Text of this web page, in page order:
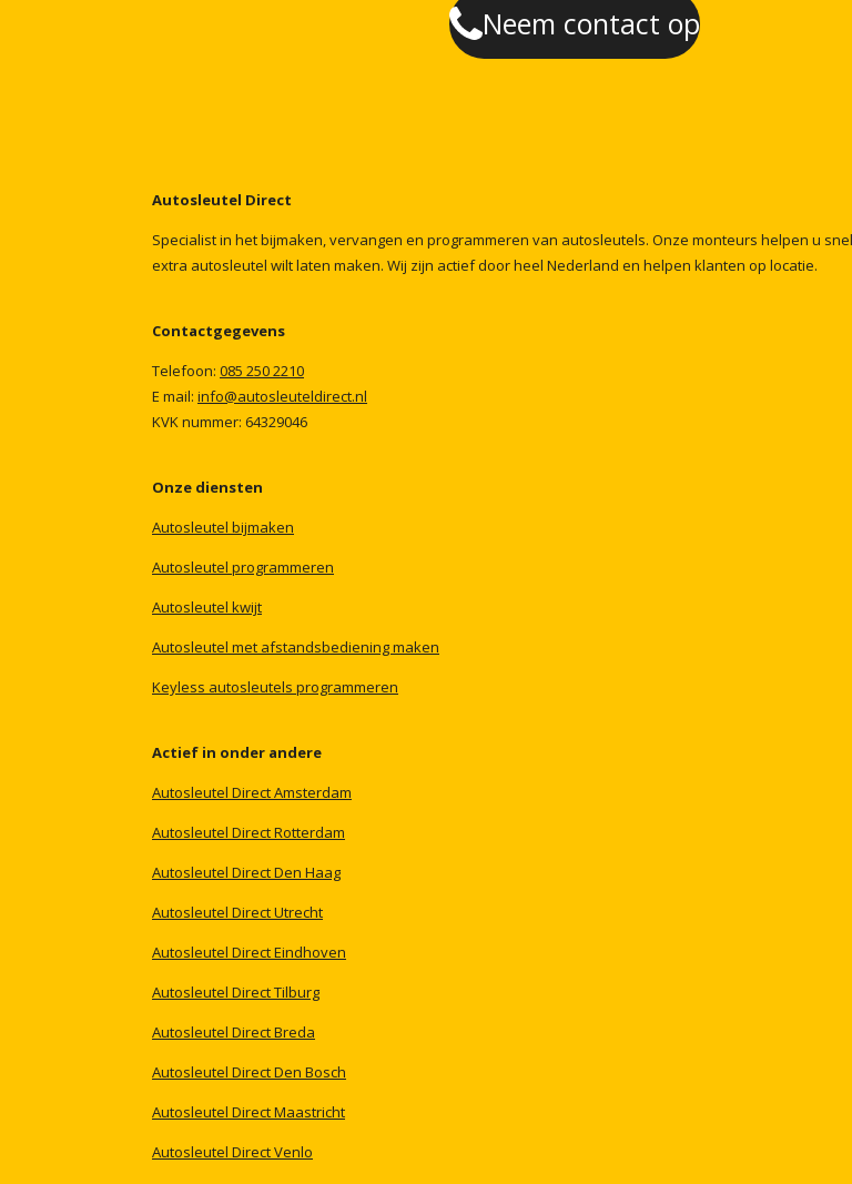
Neem contact op
Autosleutel Direct
Specialistin hetbijmaken,vervangen en programmeren van autosleutels. Onze monteurs helpen u snel
extra autosleutel wiltlaten maken. Wij zijn actiefdoorheel Nederland en helpen klanten op locatie.
Contactgegevens
Telefoon: 085 2502210
E mail: info@autosleuteldirect.nl
KVKnummer: 64329046
Onze diensten
Autosleutel bijmaken
Autosleutel programmeren
Autosleutel kwijt
Autosleutel met afstandsbedieningmaken
Keyless autosleutels programmeren
Actief in onder andere
Autosleutel DirectAmsterdam
Autosleutel DirectRotterdam
Autosleutel DirectDen Haag
Autosleutel DirectUtrecht
Autosleutel DirectEindhoven
Autosleutel DirectTilburg
Autosleutel DirectBreda
Autosleutel DirectDen Bosch
Autosleutel DirectMaastricht
Autosleutel DirectVenlo